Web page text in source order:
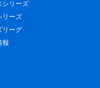
シリーズ
リーズ
リーグ
報